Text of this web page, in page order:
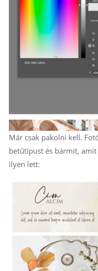
Már csak pakolni kell.
betűtípust és bármit, amit
ilyen lett: